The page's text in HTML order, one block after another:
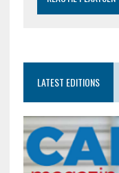
LATEST EDITIONS